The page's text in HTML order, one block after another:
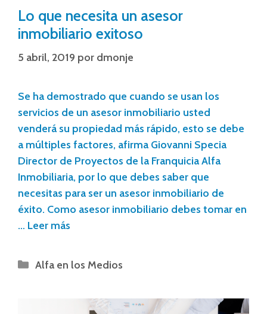
Lo que necesita un asesor
inmobiliario exitoso
5 abril, 2019 por dmonje
Se ha demostrado que cuando se usan los
servicios de un asesor inmobiliario usted
venderá su propiedad más rápido, esto se debe
a múltiples factores, afirma Giovanni Specia
Director de Proyectos de la Franquicia Alfa
Inmobiliaria, por lo que debes saber que
necesitas para ser un asesor inmobiliario de
éxito. Como asesor inmobiliario debes tomar en
… Leer más
Alfa en los Medios